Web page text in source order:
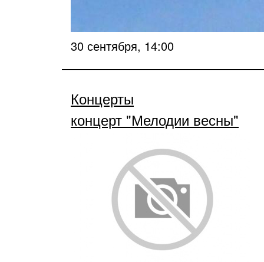
30 сентября, 14:00
Концерты
концерт "Мелодии весны"